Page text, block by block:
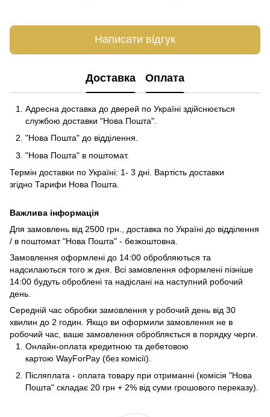
Написати відгук
Доставка Оплата
Адресна доставка до дверей по Україні здійснюється
службою доставки "Нова Пошта".
"Нова Пошта" до відділення.
"Нова Пошта" в поштомат.
Термін доставки по Україні: 1- 3 дні. Вартість доставки
згідно Тарифи Нова Пошта
Важлива інформація
Для замовлень від 2500 грн., доставка по Україні до відділення
/ в поштомат "Нова Пошта" - безкоштовна.
Замовлення оформлені до 14:00 обробляються та
надсилаються того ж дня. Всі замовлення оформлені пізніше
14:00 будуть оброблені та надіслані на наступний робочий
день.
Середній час обробки замовлення у робочий день від 30
хвилин до 2 годин. Якщо ви оформили замовлення не в
робочий час, ваше замовлення обробляється в порядку черги.
Онлайн-оплата кредитною та дебетовою
картою WayForPay (без комісії).
Післяплата - оплата товару при отриманні (комісія "Нова
Пошта" складає 20 грн + 2% від суми грошового переказу).